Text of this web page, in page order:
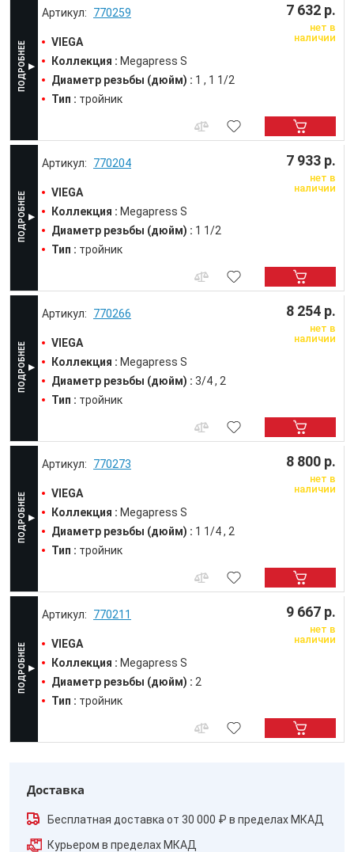
770259
VIEGA
Коллекция : Megapress S
Диаметр резьбы (дюйм) : 1
1 1/2
Тип : тройник
7 632 р.
нет в
наличии
770204
VIEGA
Коллекция : Megapress S
Диаметр резьбы (дюйм) : 1 1/2
Тип : тройник
7 933 р.
нет в
наличии
770266
VIEGA
Коллекция : Megapress S
Диаметр резьбы (дюйм) : 3/4
2
Тип : тройник
8 254 р.
нет в
наличии
770273
VIEGA
Коллекция : Megapress S
Диаметр резьбы (дюйм) : 1 1/4
2
Тип : тройник
8 800 р.
нет в
наличии
770211
VIEGA
Коллекция : Megapress S
Диаметр резьбы (дюйм) : 2
Тип : тройник
9 667 р.
нет в
наличии
Доставка
Бесплатная доставка от 30 000 ₽ в пределах МКАД
Курьером в пределах МКАД